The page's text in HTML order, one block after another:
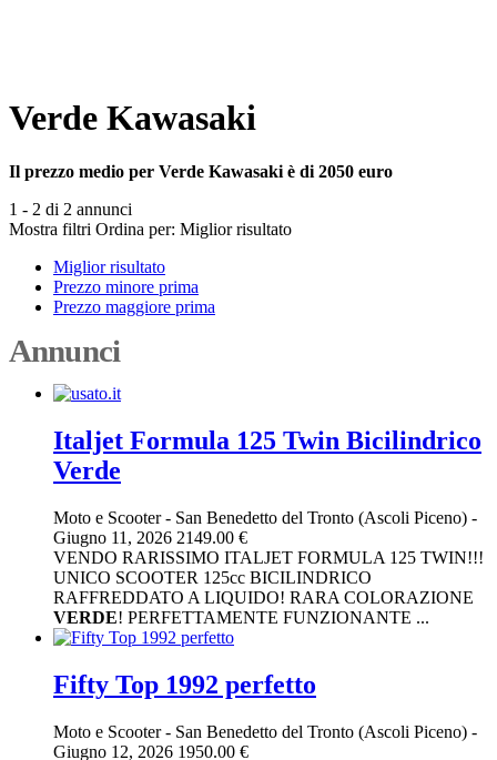
Verde Kawasaki
Il prezzo medio per Verde Kawasaki è di 2050 euro
1 - 2 di 2 annunci
Mostra filtri Ordina per: Miglior risultato
Miglior risultato
Prezzo minore prima
Prezzo maggiore prima
Annunci
Italjet Formula 125 Twin Bicilindrico
Verde
Moto e Scooter- San Benedetto del Tronto (Ascoli Piceno) -
Giugno 11, 2026 2149.00 €
VENDO RARISSIMO ITALJET FORMULA 125 TWIN!!!
UNICO SCOOTER 125cc BICILINDRICO
RAFFREDDATO A LIQUIDO! RARA COLORAZIONE
VERDE! PERFETTAMENTE FUNZIONANTE ...
Fifty Top 1992 perfetto
Moto e Scooter- San Benedetto del Tronto (Ascoli Piceno) -
Giugno 12, 2026 1950.00 €